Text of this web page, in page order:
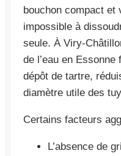
bouchon compact et
impossible à
seule. À Viry-
de l’eau en
dépôt de tartre,
diamètre utile des
Certains facteurs
L’absence de